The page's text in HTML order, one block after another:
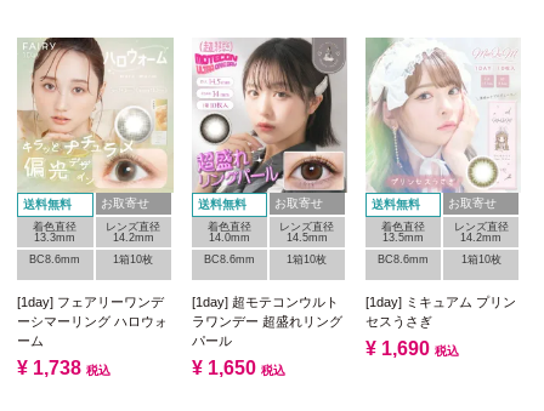
送料無料 お取寄せ
着色直径
13.3mm
レンズ直径
14.2mm
BC8.6mm
1箱10枚
[1day] フェアリーワンデ
ーシマーリング ハロウォ
ーム
¥ 1,738 税込
送料無料 お取寄せ
着色直径
14.0mm
レンズ直径
14.5mm
BC8.6mm
1箱10枚
[1day] 超モテコンウルト
ラワンデー 超盛れリング
パール
¥ 1,650 税込
送料無料 お取寄せ
着色直径
13.5mm
レンズ直径
14.2mm
BC8.6mm
1箱10枚
[1day] ミキュアム プリン
セスうさぎ
¥ 1,690 税込